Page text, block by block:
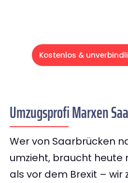
Kostenlos &
Umzugsprofi Marxen
Wer von Saarbrücken
umzieht, braucht heute
als vor dem Brexit – wir